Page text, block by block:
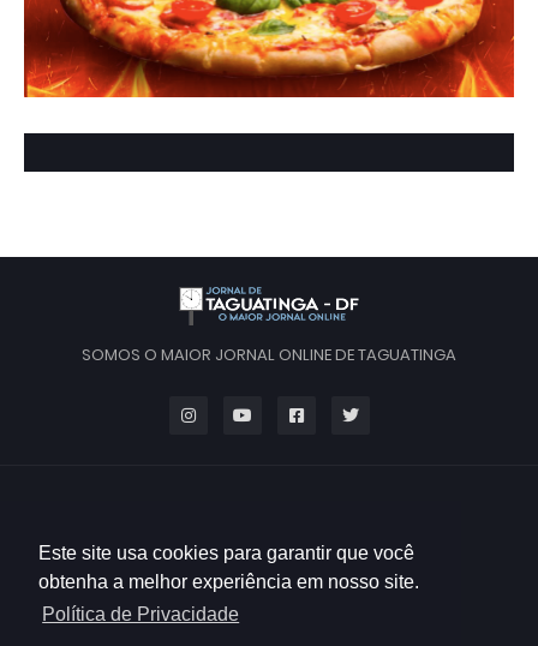
Este site usa cookies para garantir que você
obtenha a melhor experiência em nosso site.
Política de Privacidade
SOMOS O MAIOR JORNAL ONLINE DE TAGUATINGA